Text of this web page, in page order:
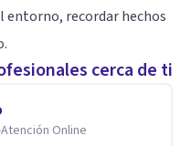
entorno, recordar hechos
cerca de ti
Online